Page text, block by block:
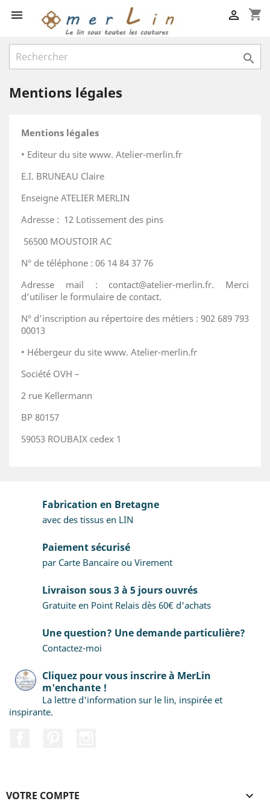
 shopping_cart


Mentions légales
Mentions légales
• Editeur du site www. Atelier-merlin.fr
E.I. BRUNEAU Claire
Enseigne ATELIER MERLIN
Adresse : 12 Lotissement des pins
56500 MOUSTOIR AC
N° de téléphone : 06 14 84 37 76
Adresse mail : contact@atelier-merlin.fr. Merci
d’utiliser le formulaire de contact.
N° d’inscription au répertoire des métiers : 902 689 793
00013
• Hébergeur du site www. Atelier-merlin.fr
Société OVH –
2 rue Kellermann
BP 80157
59053 ROUBAIX cedex 1
Fabrication en Bretagne
avec des tissus en LIN
Paiement sécurisé
par Carte Bancaire ou Virement
Livraison sous 3 à 5 jours ouvrés
Gratuite en Point Relais dès 60€ d'achats
Une question? Une demande particulière?
Contactez-moi
Cliquez pour vous inscrire à MerLin
m'enchante !
La lettre d'information sur le lin, inspirée et
inspirante.
VOTRE COMPTE 